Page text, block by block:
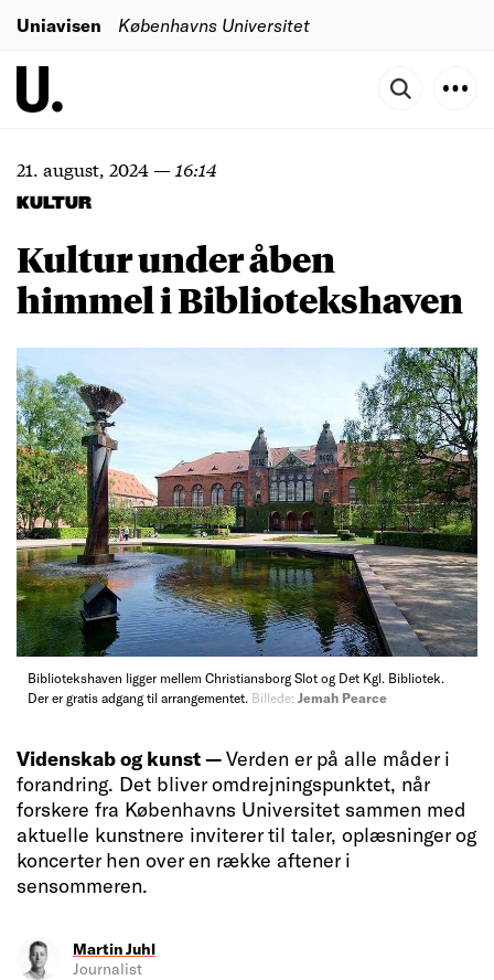
Uniavisen Københavns Universitet
21. august, 2024— 16:14
KULTUR
Kultur under åben
himmel i Bibliotekshaven
Bibliotekshaven ligger mellem Christiansborg Slot og Det Kgl. Bibliotek.
Der er gratis adgang til arrangementet. Billede: Jemah Pearce
Videnskab og kunst —Verden er på alle måder i
forandring. Det bliver omdrejningspunktet, når
forskere fra Københavns Universitet sammen med
aktuelle kunstnere inviterer til taler, oplæsninger og
koncerter hen over en række aftener i
sensommeren.
Martin Juhl
Journalist